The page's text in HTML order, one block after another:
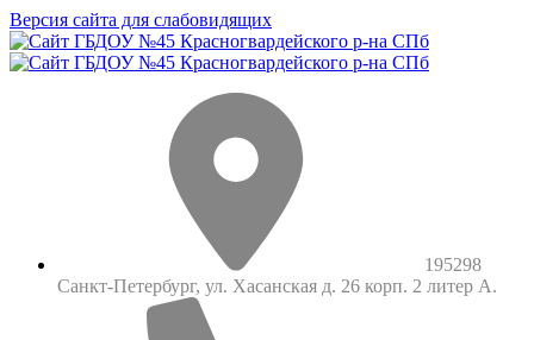
Версия сайта для слабовидящих
195298
Санкт-Петербург, ул. Хасанская д. 26 корп. 2 литер А.